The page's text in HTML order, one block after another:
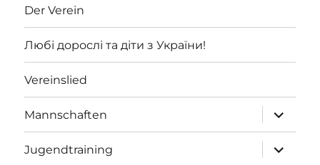
Der Verein
Любі дорослі та діти з України!
Vereinslied
Mannschaften
öffnen
Jugendtraining
öffnen